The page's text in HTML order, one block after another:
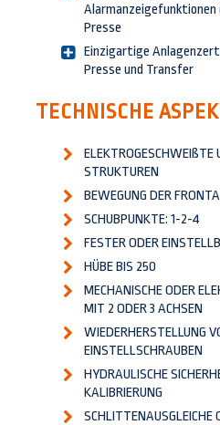
Presse
Einzigartige
Presse und Transfer
TECHNISCHE
ELEKTROGESCHWEIßTE
STRUKTUREN
BEWEGUNG DER
SCHUBPUNKTE: 1-2-4
FESTER ODER
HÜBE BIS 250
MECHANISCHE ODER
MIT 2 ODER 3 ACHSEN
WIEDERHERSTELLUNG
EINSTELLSCHRAUBEN
HYDRAULISCHE
KALIBRIERUNG
SCHLITTENAUSGLEICHE